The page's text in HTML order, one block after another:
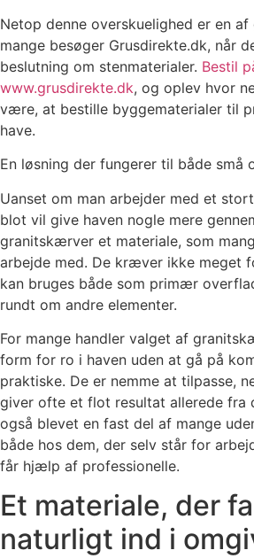
Netop denne overskuelighed er en
mange besøger Grusdirekte.dk, når
beslutning om stenmaterialer. Bestil
www.grusdirekte.dk, og oplev hvor
være, at bestille byggematerialer til
have.
En løsning der fungerer til både små
Uanset om man arbejder med et
blot vil give haven nogle mere
granitskærver et materiale, som
arbejde med. De kræver ikke meget
kan bruges både som primær
rundt om andre elementer.
For mange handler valget af
form for ro i haven uden at gå på
praktiske. De er nemme at tilpasse,
giver ofte et flot resultat allerede fra
også blevet en fast del af mange
både hos dem, der selv står for
får hjælp af professionelle.
Et materiale, der
naturligt ind i